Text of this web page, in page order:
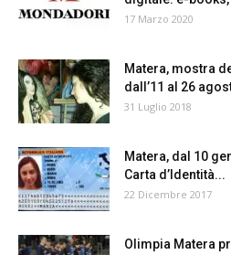
17 Marzo 2020
Matera, mostra
dall’11 al 26
31 Luglio 2018
Matera, dal 10
Carta d’Identità...
22 Dicembre 2017
Olimpia Matera